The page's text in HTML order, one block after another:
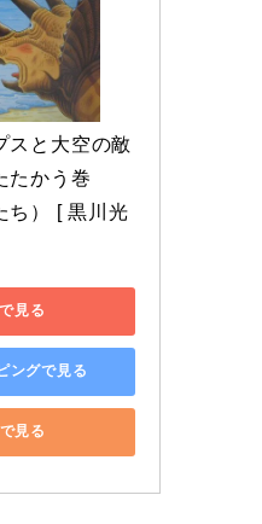
スと大空の敵
たかう巻
ち） [ 黒川光
見る
ングで見る
見る